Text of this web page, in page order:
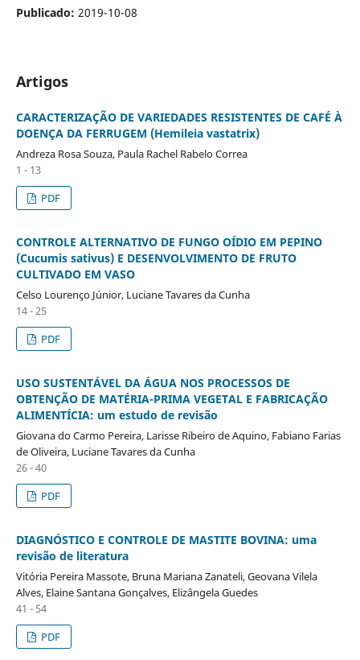
Publicado: 2019-10-08
Artigos
CARACTERIZAÇÃO DE VARIEDADES RESISTENTES DE CAFÉ À
DOENÇA DA FERRUGEM (Hemileia vastatrix)
Andreza Rosa Souza, Paula Rachel Rabelo Correa
1 - 13
PDF
CONTROLE ALTERNATIVO DE FUNGO OÍDIO EM PEPINO
(Cucumis sativus) E DESENVOLVIMENTO DE FRUTO
CULTIVADO EM VASO
Celso Lourenço Júnior, Luciane Tavares da Cunha
14 - 25
PDF
USO SUSTENTÁVEL DA ÁGUA NOS PROCESSOS DE
OBTENÇÃO DE MATÉRIA-PRIMA VEGETAL E FABRICAÇÃO
ALIMENTÍCIA: um estudo de revisão
Giovana do Carmo Pereira, Larisse Ribeiro de Aquino, Fabiano Farias
de Oliveira, Luciane Tavares da Cunha
26 - 40
PDF
DIAGNÓSTICO E CONTROLE DE MASTITE BOVINA: uma
revisão de literatura
Vitória Pereira Massote, Bruna Mariana Zanateli, Geovana Vilela
Alves, Elaine Santana Gonçalves, Elizângela Guedes
41 - 54
PDF